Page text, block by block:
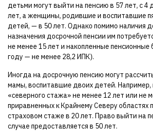
детьми могут выйти на пенсию в 57 лет, с 4
лет, а женщины, родившие и воспитавшие
детей, — в 50 лет. Однако помимо наличия
назначения досрочной пенсии им
не менее 15 лет и накопленные пенсионные
году — не менее 28,2 ИПК).
Иногда на досрочную пенсию могут
мамы, воспитавшие двоих детей. Например,
«северного стажа» не менее 12 лет или не
приравненных к Крайнему Северу областях
страховом стаже в 20 лет. Право выйти на
случае предоставляется в 50 лет.